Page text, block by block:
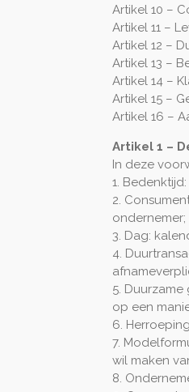
Artikel 10 –
Artikel 11 –
Artikel 12 –
Artikel 13 –
Artikel 14 –
Artikel 15 –
Artikel 16 –
Artikel 1 –
In deze
1.
2.
ondernemer;
3. Dag:
4.
5.
op een
6.
7.
wil maken
8.